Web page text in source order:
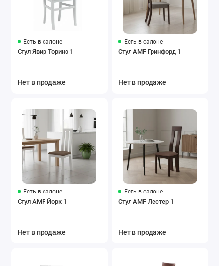
Есть в салоне
Стул Явир Торино 1
Нет в продаже
Есть в салоне
Стул AMF Гринфорд 1
Нет в продаже
Есть в салоне
Стул AMF Йорк 1
Нет в продаже
Есть в салоне
Стул AMF Лестер 1
Нет в продаже